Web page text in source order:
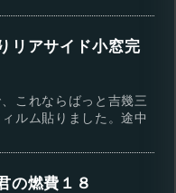
リアサイド小窓完
これならばっと吉幾三
ルム貼りました。途中
の燃費１８